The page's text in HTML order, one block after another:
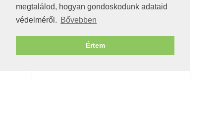
megtalálod, hogyan gondoskodunk adataid
védelméről. Bővebben
Értem